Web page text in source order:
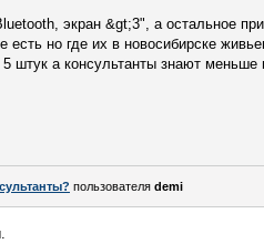
экран &gt;3", а остальное
но где их в новосибирске
штук а консультанты знают меньше
пользователя demi